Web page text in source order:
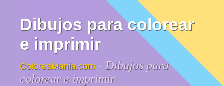
Dibujos para colorear
e imprimir
ColoreaMania.com - Dibujos para
colorear e imprimir